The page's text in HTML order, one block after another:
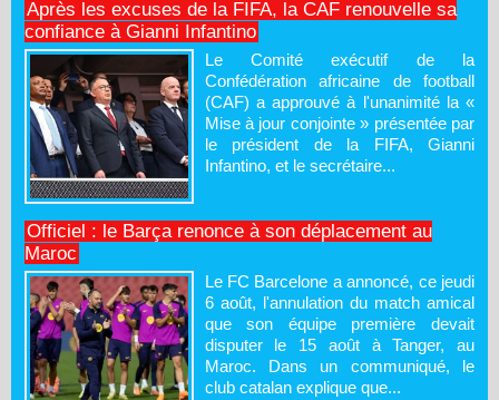
Après les excuses de la FIFA, la CAF renouvelle sa
confiance à Gianni Infantino
Le Comité exécutif de la
Confédération africaine de football
(CAF) a approuvé à l'unanimité la «
Mise à jour conjointe » présentée par
le président de la FIFA, Gianni
Infantino, et le secrétaire...
Officiel : le Barça renonce à son déplacement au
Maroc
Le FC Barcelone a annoncé, ce jeudi
6 août, l'annulation du match amical
que son équipe première devait
disputer le 15 août à Tanger, au
Maroc. Dans un communiqué, le
club catalan explique que...